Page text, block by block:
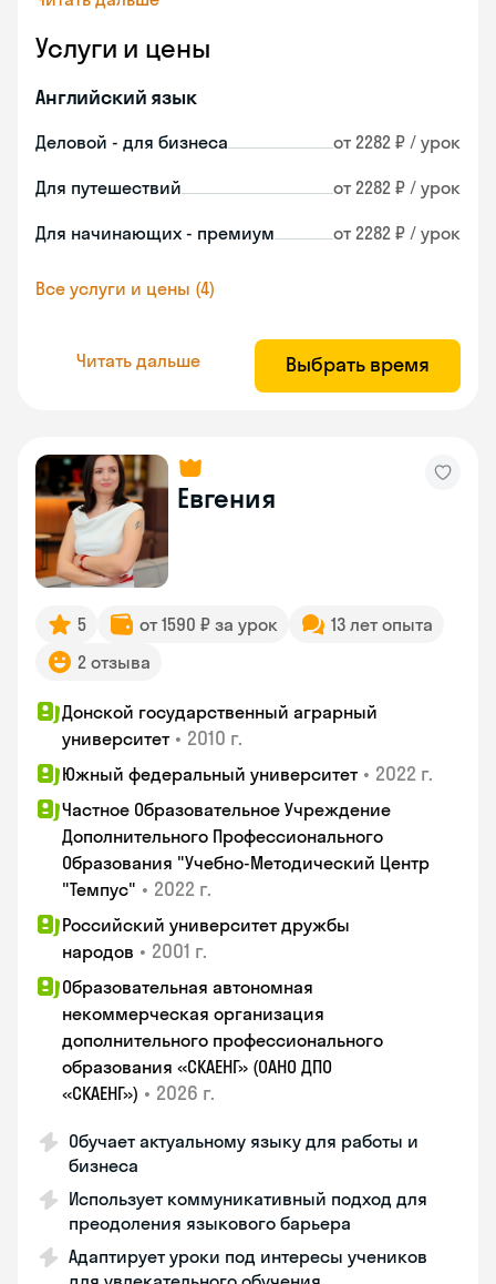
Услуги и цены
Английский язык
Деловой - для бизнеса от 2282 ₽ / урок
Для путешествий от 2282 ₽ / урок
Для начинающих - премиум от 2282 ₽ / урок
Все услуги и цены (4)
Читать дальше Выбрать время
Евгения
5 от 1590 ₽ за урок
13 лет опыта
2 отзыва
Донской государственный аграрный
университет • 2010 г.
Южный федеральный университет • 2022 г.
Частное Образовательное Учреждение
Дополнительного Профессионального
Образования "Учебно-Методический Центр
"Темпус" • 2022 г.
Российский университет дружбы
народов • 2001 г.
Образовательная автономная
некоммерческая организация
дополнительного профессионального
образования «СКАЕНГ» (ОАНО ДПО
«СКАЕНГ») • 2026 г.
Обучает актуальному языку для работы и
бизнеса
Использует коммуникативный подход для
преодоления языкового барьера
Адаптирует уроки под интересы учеников